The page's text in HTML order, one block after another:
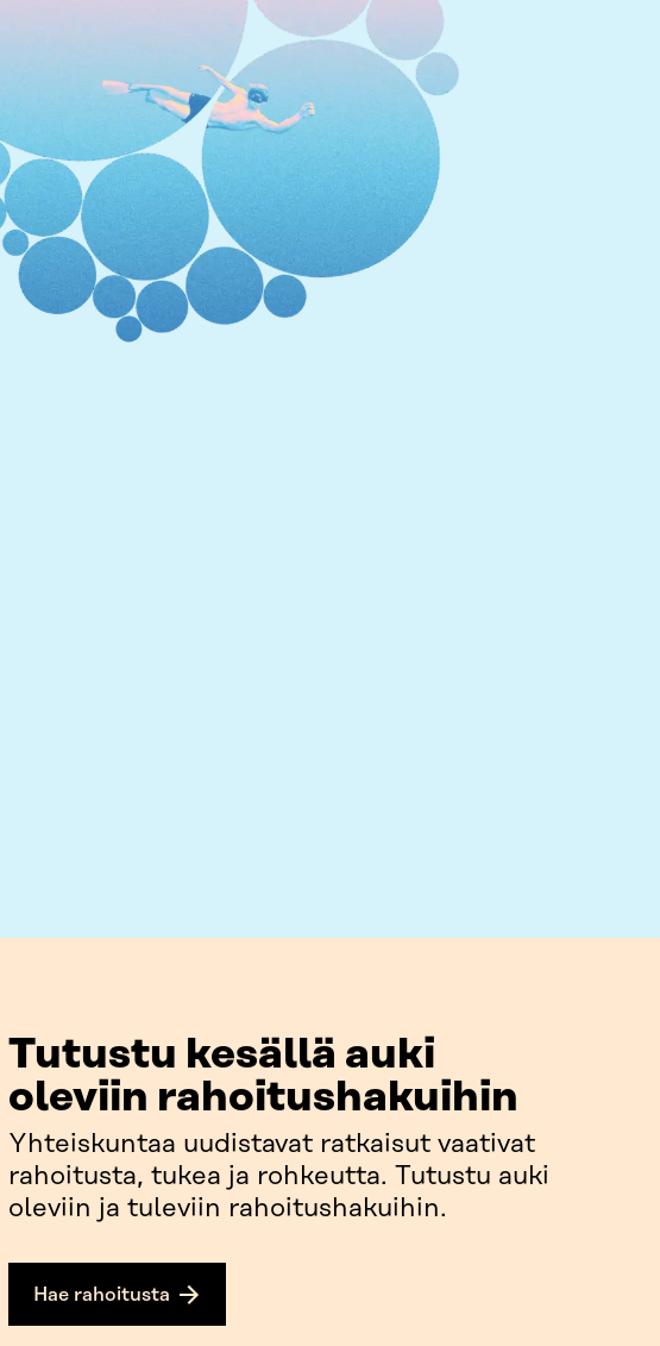
Tutustu kesällä auki
oleviin rahoitushakuihin
Yhteiskuntaa uudistavat ratkaisut vaativat
rahoitusta, tukea ja rohkeutta. Tutustu auki
oleviin ja tuleviin rahoitushakuihin.
Hae rahoitusta